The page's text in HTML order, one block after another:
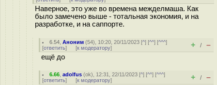
Наверное, это уже во времена межделмаша. Как
было замечено выше - тотальная экономия, и на
разработке, и на саппорте.
6.54 ,Аноним (54), 10:20, 20/11/2023 [^] [^^] [^^^]
[ответить] [к модератору] + / –
ещё до
6.66 ,adolfus (ok), 12:31, 22/11/2023 [^] [^^] [^^^]
[ответить] [к модератору] + / –